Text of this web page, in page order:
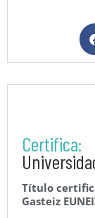
Certifica:
Título
Gasteiz